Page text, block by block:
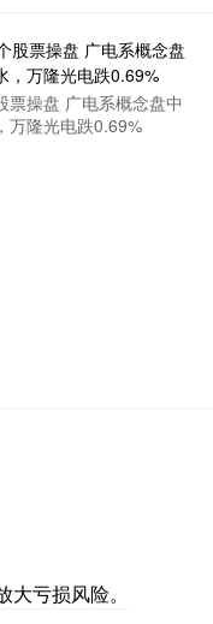
票操盘 广电系概念盘中
万隆光电跌0.69%
亏损风险。